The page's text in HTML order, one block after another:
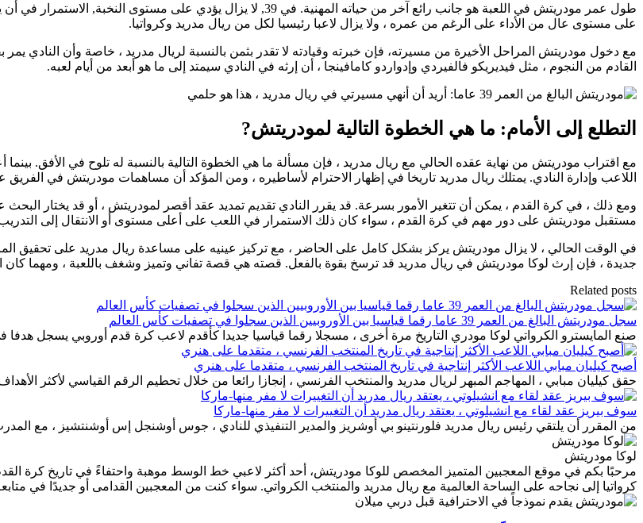
طول عمر مودريتش في اللعبة هو جانب رائع آخر من حياته المهنية. في 39, لا
على مستوى عال من الأداء على الرغم من عمره ، ولا يزال لاعبا رئيسيا لكل من ريال مدريد وكرواتيا.
مع دخول مودريتش المراحل الأخيرة من مسيرته، فإن خبرته وقيادته لا تقدر بثمن بالنسبة لريال مدريد ، خاصة وأن النادي
القادم من النجوم ، مثل فيديريكو فالفيردي وإدواردو كامافينجا ، أن إرثه في النادي سيمتد إلى ما هو أبعد من أيام لعبه.
التطلع إلى الأمام: ما هي الخطوة التالية لمودريتش?
مع اقتراب مودريتش من نهاية عقده الحالي مع ريال مدريد ، فإن مسألة ما هي الخطوة التالية بالنسبة له تلوح في الأفق.
اللاعب وإدارة النادي. يمتلك ريال مدريد تاريخا في إظهار الاحترام لأساطيره ، ومن المؤكد أن مساهمات مودريتش في
ومع ذلك ، في كرة القدم ، يمكن أن تتغير الأمور بسرعة. قد يقرر النادي تقديم تمديد عقد أقصر لمودريتش ، أو قد يختار
مستقبل مودريتش على دور مهم في كرة القدم ، سواء كان ذلك الاستمرار في اللعب على أعلى مستوى أو الانتقال إلى التدريب
في الوقت الحالي ، لا يزال مودريتش يركز بشكل كامل على الحاضر ، مع تركيز عينيه على مساعدة ريال مدريد على تحقيق
جديدة ، فإن إرث لوكا مودريتش في ريال مدريد قد ترسخ بقوة بالفعل. قصته هي قصة تفاني وتميز وشغف باللعبة ، ومهما كان
Related posts
سجل مودريتش البالغ من العمر 39 عاما رقما قياسيا بين الأوروبيين الذين سجلوا في تصفيات كأس العالم
صنع المايسترو الكرواتي لوكا مودري التاريخ مرة أخرى ، مسجلا رقما قياسيا جديدا كأقدم لاعب كرة قدم أوروبي يسجل
أصبح كيليان مبابي اللاعب الأكثر إنتاجية في تاريخ المنتخب الفرنسي ، متقدما على هنري
حقق كيليان مبابي ، المهاجم المبهر لريال مدريد والمنتخب الفرنسي ، إنجازا رائعا من خلال تحطيم الرقم القياسي لأكثر
سوف بيريز عقد لقاء مع انشيلوتي ، يعتقد ريال مدريد أن التغييرات لا مفر منها-ماركا
من المقرر أن يلتقي رئيس ريال مدريد فلورنتينو بي أوشريز والمدير التنفيذي للنادي ، جوس أوشنجل إس أوشنتشيز ، مع
لوكا مودريتش
مرحبًا بكم في موقع المعجبين المتميز المخصص للوكا مودريتش، أحد أكثر لاعبي خط الوسط موهبة واحتفاءً في تاريخ كرة
كرواتيا إلى نجاحه على الساحة العالمية مع ريال مدريد والمنتخب الكرواتي. سواء كنت من المعجبين القدامى أو جديدًا في